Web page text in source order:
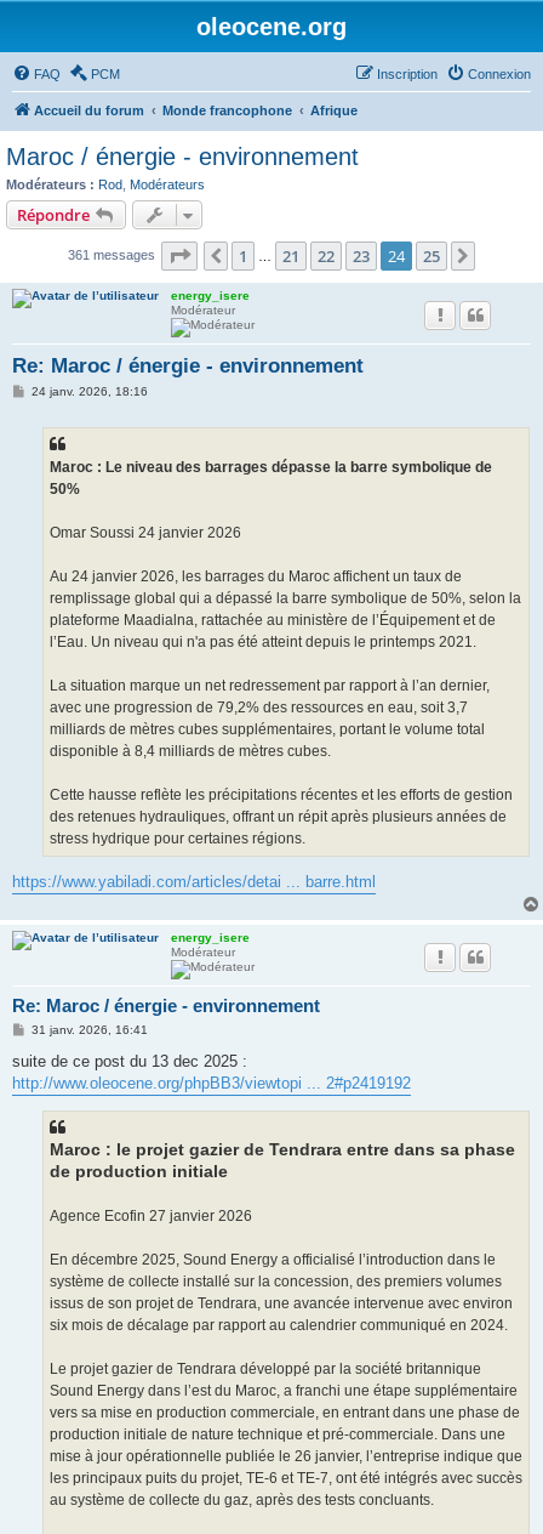
oleocene.org
FAQ PCM Connexion
Inscription
Accueil du forum Monde francophone Afrique
Maroc / énergie - environnement
Modérateurs : Rod Modérateurs
Répondre
361 messages Page 24 25
Précédent
1 21 22 23 24 25
energy_isere
Modérateur
Re: Maroc / énergie - environnement
M24 janv. 2026, 18:16
Maroc : Le niveau des barrages dépasse la barre symbolique de
50%
Omar Soussi 24 janvier 2026
Au 24 janvier 2026, les barrages du Maroc affichent un taux de
remplissage global qui a dépassé la barre symbolique de 50%, selon la
plateforme Maadialna, rattachée au ministère de l’Équipement et de
l’Eau. Un niveau qui n'a pas été atteint depuis le printemps 2021.
La situation marque un net redressement par rapport à l’an dernier,
avec une progression de 79,2% des ressources en eau, soit 3,7
milliards de mètres cubes supplémentaires, portant le volume total
disponible à 8,4 milliards de mètres cubes.
Cette hausse reflète les précipitations récentes et les efforts de gestion
des retenues hydrauliques, offrant un répit après plusieurs années de
stress hydrique pour certaines régions.
https://www.yabiladi.com/articles/detai ... barre.html
energy_isere
Modérateur
Re: Maroc / énergie - environnement
M
s
a
31 janv. 2026, 16:41
suite de ce post du 13 dec 2025 :
http://www.oleocene.org/phpBB3/viewtopi ... 2#p2419192
Maroc : le projet gazier de Tendrara entre dans sa phase
de production initiale
Agence Ecofin 27 janvier 2026
En décembre 2025, Sound Energy a officialisé l’introduction dans le
système de collecte installé sur la concession, des premiers volumes
issus de son projet de Tendrara, une avancée intervenue avec environ
six mois de décalage par rapport au calendrier communiqué en 2024.
Le projet gazier de Tendrara développé par la société britannique
Sound Energy dans l’est du Maroc, a franchi une étape supplémentaire
vers sa mise en production commerciale, en entrant dans une phase de
production initiale de nature technique et pré-commerciale. Dans une
mise à jour opérationnelle publiée le 26 janvier, l’entreprise indique que
les principaux puits du projet, TE-6 et TE-7, ont été intégrés avec succès
au système de collecte du gaz, après des tests concluants.